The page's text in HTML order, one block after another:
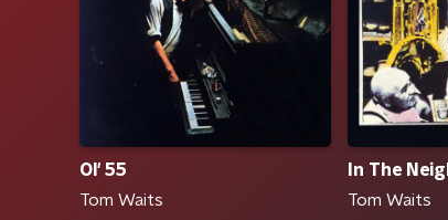
Ol' 55
Tom Waits
In The
Tom Waits